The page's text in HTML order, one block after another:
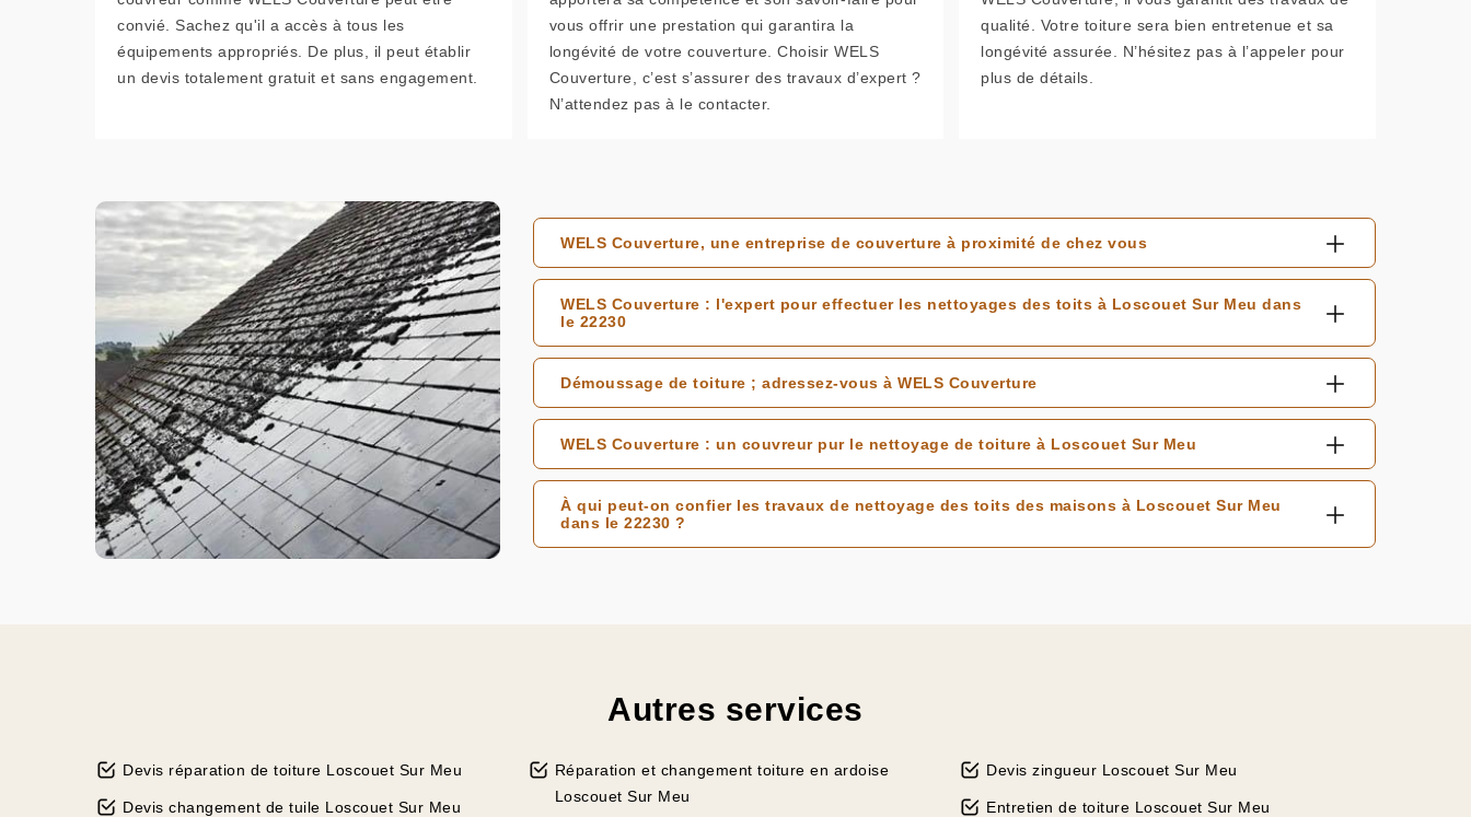
convié. Sachez qu'il a accès à tous les
équipements appropriés. De plus, il peut établir
un devis totalement gratuit et sans engagement.
vous offrir une prestation qui garantira la
longévité de votre couverture. Choisir WELS
Couverture, c’est s’assurer des travaux d’expert ?
N’attendez pas à le contacter.
qualité. Votre toiture sera bien entretenue et sa
longévité assurée. N’hésitez pas à l’appeler pour
plus de détails.
WELS Couverture, une entreprise de couverture à proximité de chez vous
WELS Couverture : l'expert pour effectuer les nettoyages des toits à Loscouet Sur Meu dans
le 22230
Démoussage de toiture ; adressez-vous à WELS Couverture
WELS Couverture : un couvreur pur le nettoyage de toiture à Loscouet Sur Meu
À qui peut-on confier les travaux de nettoyage des toits des maisons à Loscouet Sur Meu
dans le 22230 ?
Autres services
Devis réparation de toiture Loscouet Sur Meu
Devis changement de tuile Loscouet Sur Meu
Réparation et changement toiture en ardoise
Loscouet Sur Meu
Devis zingueur Loscouet Sur Meu
Entretien de toiture Loscouet Sur Meu